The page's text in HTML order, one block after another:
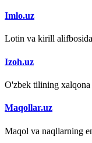
Imlo.uz
Lotin va kirill
Izoh.uz
O'zbek tilining
Maqollar.uz
Maqol va naqllarning